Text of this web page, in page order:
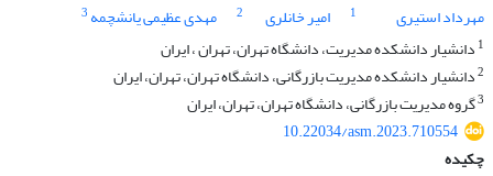
مهرداد استیری
1 امیر خانلری 2 مهدی عظیمی یانشچمه 3
1 دانشیار دانشکده مدیریت، دانشگاه تهران، تهران ، ایران
2دانشیار دانشکده مدیریت بازرگانی، دانشگاه تهران، تهران، ایران
3گروه مدیریت بازرگانی، دانشگاه تهران، تهران، ایران
10.22034/asm.2023.710554
چکیده